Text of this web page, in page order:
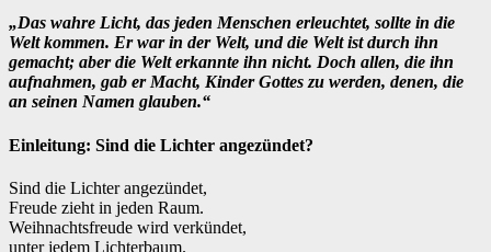
„Das wahre Licht, das jeden Menschen erleuchtet, sollte in die
Welt kommen. Er war in der Welt, und die Welt ist durch ihn
gemacht; aber die Welt erkannte ihn nicht. Doch allen, die ihn
aufnahmen, gab er Macht, Kinder Gottes zu werden, denen, die
an seinen Namen glauben.“
Einleitung: Sind die Lichter angezündet?
Sind die Lichter angezündet,
Freude zieht in jeden Raum.
Weihnachtsfreude wird verkündet,
unter jedem Lichterbaum.